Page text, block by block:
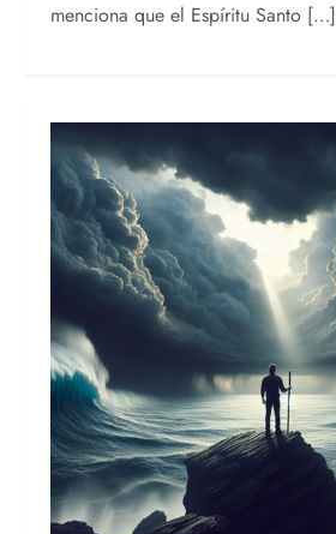
menciona que el Espíritu Santo […]